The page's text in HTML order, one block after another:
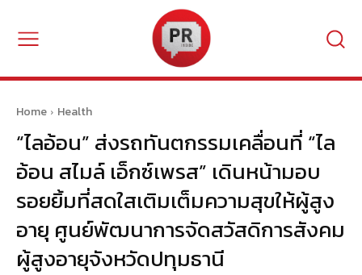
Home Health
“ไลอ้อน” ส่งรถทันตกรรมเคลื่อนที่ “ไล
อ้อน สไมล์ เอ็กซ์เพรส” เดินหน้ามอบ
รอยยิ้มที่สดใสเติมเต็มความสุขให้ผู้สูง
อายุ ศูนย์พัฒนาการจัดสวัสดิการสังคม
ผู้สูงอายุจังหวัดปทุมธานี